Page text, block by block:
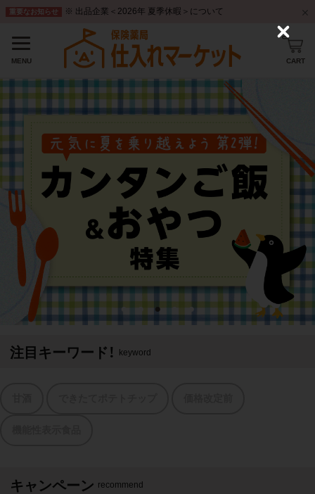
重要なお知らせ ※ 出品企業＜2026年 夏季休暇＞について
MENU CART
注目キーワード！ keyword
キャンペーン recommend
C
o